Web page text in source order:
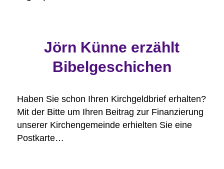
Jörn Künne erzählt
Bibelgeschichen
Haben Sie schon Ihren Kirchgeldbrief erhalten?
Mit der Bitte um Ihren Beitrag zur Finanzierung
unserer Kirchengemeinde erhielten Sie eine
Postkarte…